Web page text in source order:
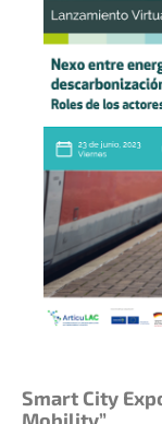
Smart City
Mobility”